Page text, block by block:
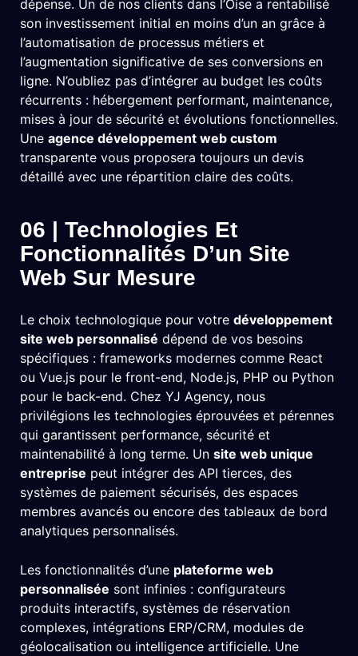
dépense. Un de nos clients dans l’Oise a rentabilisé
son investissement initial en moins d’un an grâce à
l’automatisation de processus métiers et
l’augmentation significative de ses conversions en
ligne. N’oubliez pas d’intégrer au budget les coûts
récurrents : hébergement performant, maintenance,
mises à jour de sécurité et évolutions fonctionnelles.
Une agence développement web custom
transparente vous proposera toujours un devis
détaillé avec une répartition claire des coûts.
06 | Technologies Et
Fonctionnalités D’un Site
Web Sur Mesure
Le choix technologique pour votre développement
site web personnalisé dépend de vos besoins
spécifiques : frameworks modernes comme React
ou Vue.js pour le front-end, Node.js, PHP ou Python
pour le back-end. Chez YJ Agency, nous
privilégions les technologies éprouvées et pérennes
qui garantissent performance, sécurité et
maintenabilité à long terme. Un site web unique
entreprise peut intégrer des API tierces, des
systèmes de paiement sécurisés, des espaces
membres avancés ou encore des tableaux de bord
analytiques personnalisés.
Les fonctionnalités d’une plateforme web
personnalisée sont infinies : configurateurs
produits interactifs, systèmes de réservation
complexes, intégrations ERP/CRM, modules de
géolocalisation ou intelligence artificielle. Une